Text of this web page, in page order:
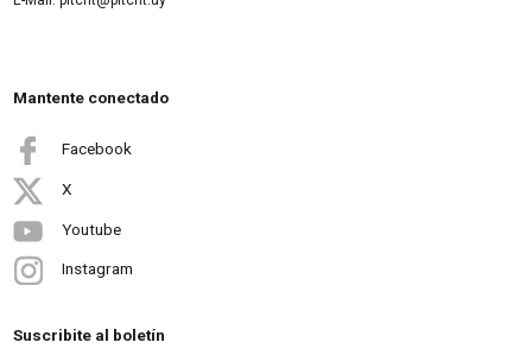
Mantente conectado
Facebook
X
Youtube
Instagram
Suscribite al boletín